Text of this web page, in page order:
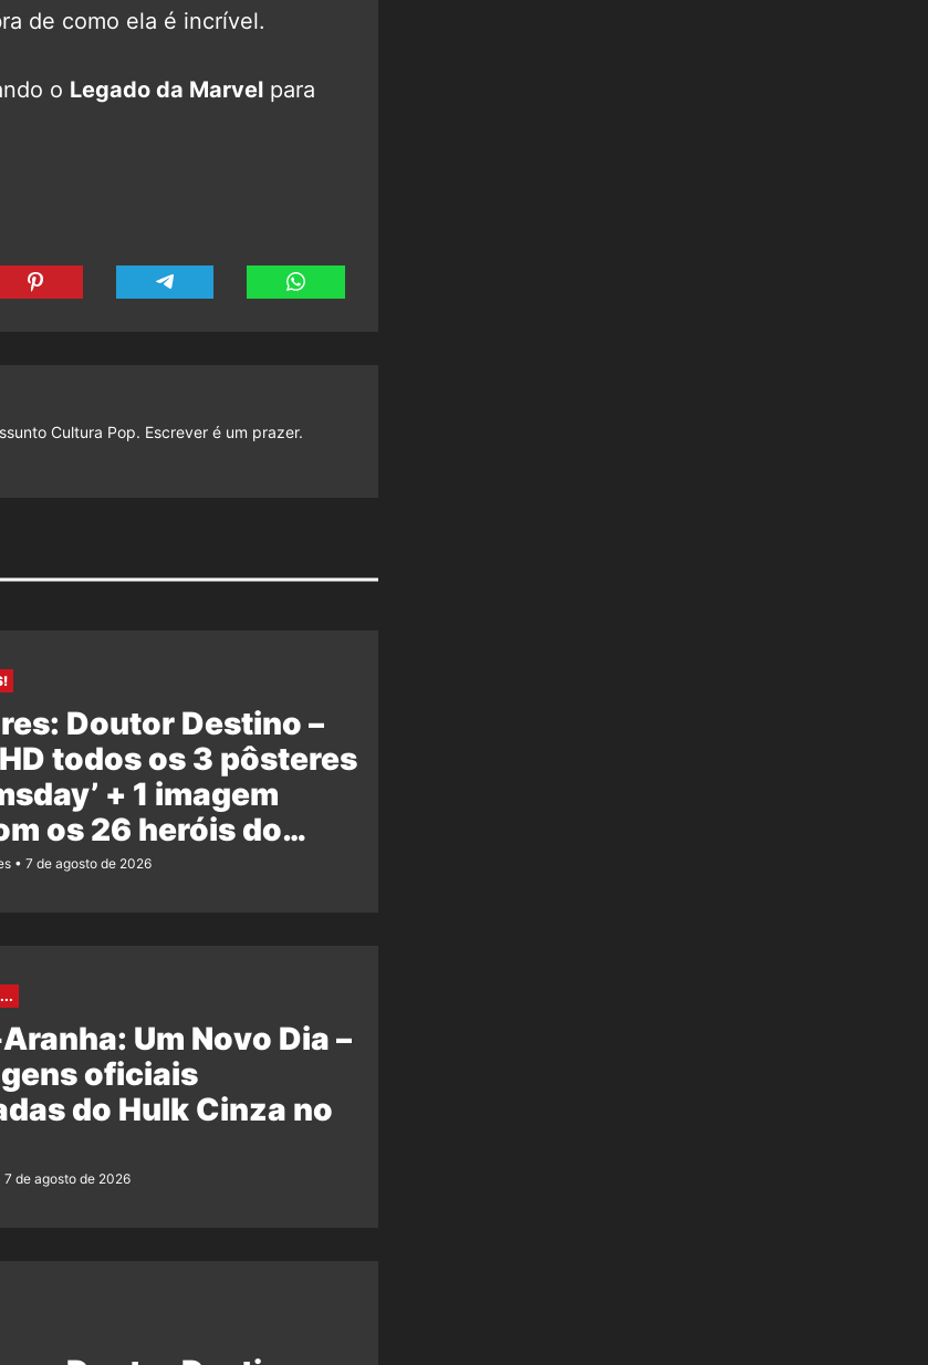
de como ela é incrível.
o Legado da Marvel para
Cultura Pop. Escrever é um prazer.
Doutor Destino –
todos os 3 pôsteres
+ 1 imagem
os 26 heróis do
7 de agosto de 2026
Um Novo Dia –
oficiais
do Hulk Cinza no
7 de agosto de 2026